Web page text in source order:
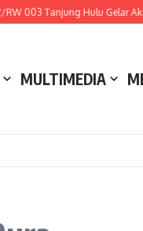
003 Tanjung Hulu Gelar
MULTIMEDIA